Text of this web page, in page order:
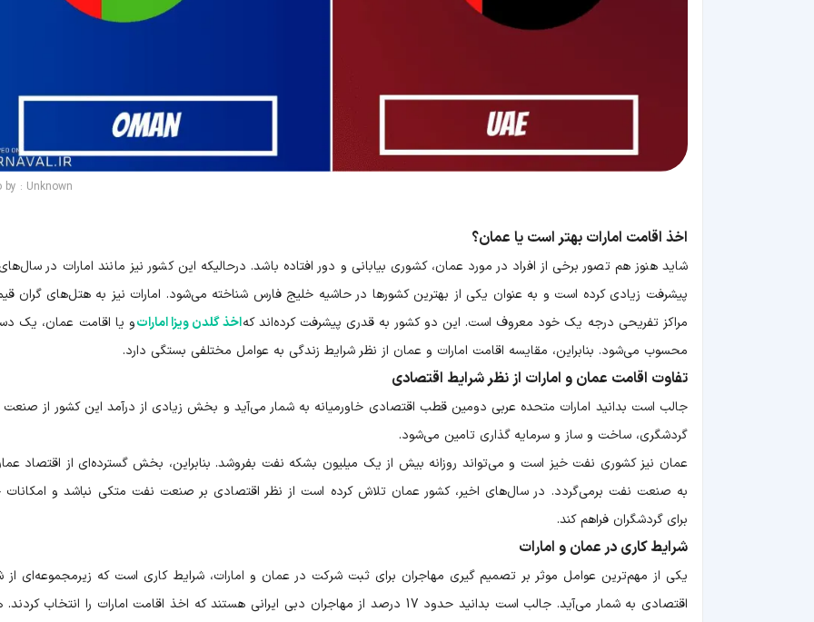
by : Unknown
اخذ اقامت امارات بهتر است یا عمان؟
شاید هنوز هم تصور برخی از افراد در مورد عمان، کشوری بیابانی و دور افتاده باشد. درحالیکه این کشور نیز مانند امارات در
پیشرفت زیادی کرده است و به عنوان یکی از بهترین کشورها در حاشیه خلیج فارس شناخته می‌شود. امارات نیز به هتل‌های گران
مراکز تفریحی درجه یک خود معروف است. این دو کشور به قدری پیشرفت کرده‌اند کهاخذ گلدن ویزا اماراتو یا اقامت عمان، یک
محسوب می‌شود. بنابراین، مقایسه اقامت امارات و عمان از نظر شرایط زندگی به عوامل مختلفی بستگی دارد.
تفاوت اقامت عمان و امارات از نظر شرایط اقتصادی
جالب است بدانید امارات متحده عربی دومین قطب اقتصادی خاورمیانه به شمار می‌آید و بخش زیادی از درآمد این کشور از
گردشگری، ساخت و ساز و سرمایه گذاری تامین می‌شود.
عمان نیز کشوری نفت خیز است و می‌تواند روزانه بیش از یک میلیون بشکه نفت بفروشد. بنابراین، بخش گسترده‌ای از اقتصاد
به صنعت نفت برمی‌گردد. در سال‌های اخیر، کشور عمان تلاش کرده است از نظر اقتصادی بر صنعت نفت متکی نباشد و امکانات
برای گردشگران فراهم کند.
شرایط کاری در عمان و امارات
یکی از مهم‌ترین عوامل موثر بر تصمیم گیری مهاجران برای ثبت شرکت در عمان و امارات، شرایط کاری است که زیرمجموعه‌ای از
اقتصادی به شمار می‌آید. جالب است بدانید حدود 17 درصد از مهاجران دبی ایرانی هستند که اخذ اقامت امارات را انتخاب